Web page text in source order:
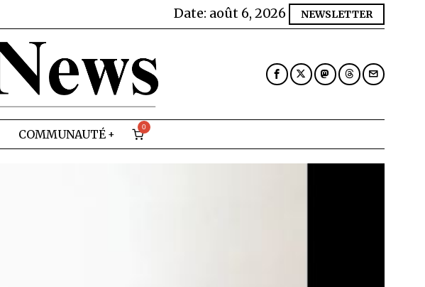
Date: août 6, 2026 NEWSLETTER
COMMUNAUTÉ
0